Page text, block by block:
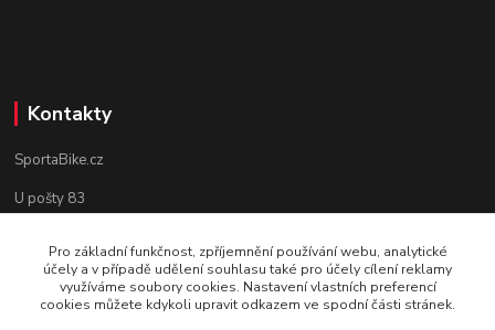
Kontakty
SportaBike.cz
U pošty 83
tel.: +420 736 274 612
e-mail: info@sportabike.cz
Pro základní funkčnost, zpříjemnění používání webu, analytické
účely a v případě udělení souhlasu také pro účely cílení reklamy
využíváme soubory cookies. Nastavení vlastních preferencí
cookies můžete kdykoli upravit odkazem ve spodní části stránek.